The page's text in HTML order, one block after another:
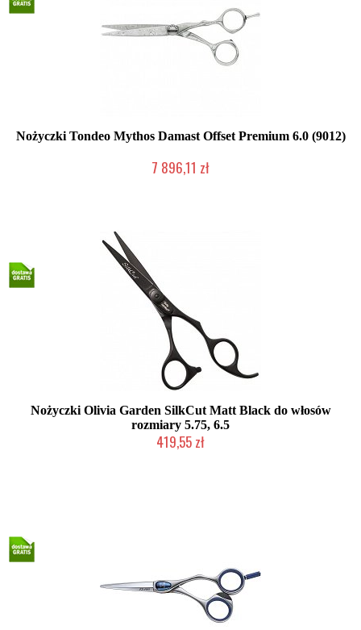
Nożyczki Tondeo Mythos Damast Offset Premium 6.0 (9012)
7 896,11 zł
Nożyczki Olivia Garden SilkCut Matt Black do włosów
rozmiary 5.75, 6.5
419,55 zł